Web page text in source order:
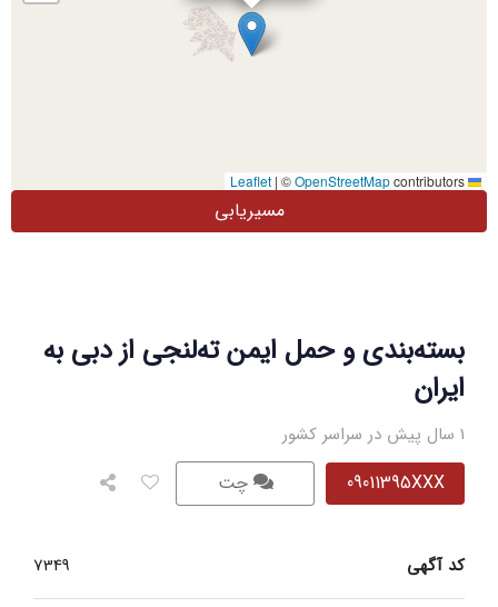
بسته‌بندی و حمل ایمن ته‌لنجی از دبی به
ایران
1 سال پیش در سراسر کشور
09011395XXX چت
کد آگهی 7349
| ©OpenStreetMapcontributors
مسیریابی